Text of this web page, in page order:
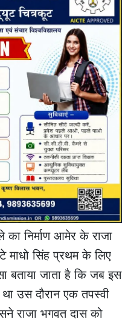
का निर्माण आमेर के राजा
माधो सिंह प्रथम के लिए
बताया जाता है कि जब इस
था उस दौरान एक तपस्वी
राजा भगवत दास को